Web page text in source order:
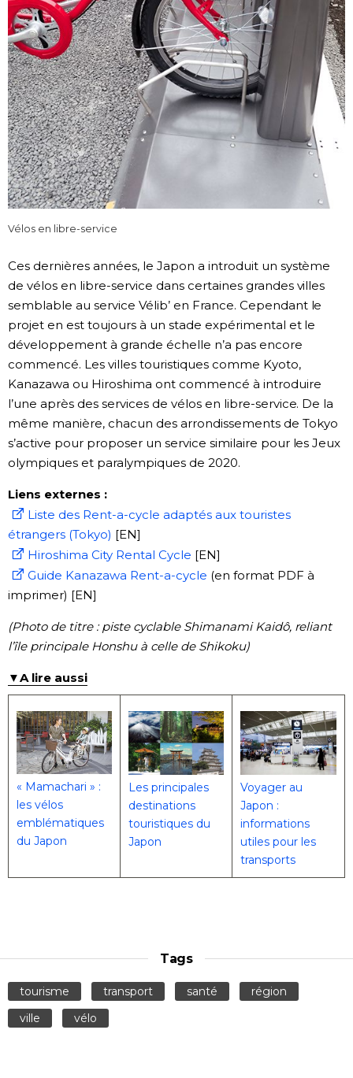
Vélos en libre-service
Ces dernières années, le Japon a introduit un système
de vélos en libre-service dans certaines grandes villes
semblable au service Vélib’ en France. Cependant le
projet en est toujours à un stade expérimental et le
développement à grande échelle n’a pas encore
commencé. Les villes touristiques comme Kyoto,
Kanazawa ou Hiroshima ont commencé à introduire
l’une après des services de vélos en libre-service. De la
même manière, chacun des arrondissements de Tokyo
s’active pour proposer un service similaire pour les Jeux
olympiques et paralympiques de 2020.
Liens externes :
Liste des Rent-a-cycle adaptés aux touristes
étrangers (Tokyo) [EN]
Hiroshima City Rental Cycle [EN]
Guide Kanazawa Rent-a-cycle (en format PDF à
imprimer) [EN]
(Photo de titre : piste cyclable Shimanami Kaidô, reliant
l’île principale Honshu à celle de Shikoku)
▼A lire aussi
« Mamachari » :
les vélos
emblématiques
du Japon
Les principales
destinations
touristiques du
Japon
Voyager au
Japon :
informations
utiles pour les
transports
Tags
tourisme transport santé
région
ville
vélo